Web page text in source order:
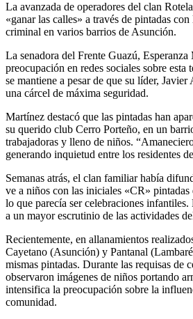
La avanzada de operadores del clan
«ganar las calles» a través de pintadas
criminal en varios barrios de Asunción.
La senadora del Frente Guazú, Esperanza
preocupación en redes sociales sobre esta
se mantiene a pesar de que su líder, Javier
una cárcel de máxima seguridad.
Martínez destacó que las pintadas han
su querido club Cerro Porteño, en un
trabajadoras y lleno de niños.
generando inquietud entre los residentes
Semanas atrás, el clan familiar había
ve a niños con las iniciales «CR» pintadas
lo que parecía ser celebraciones
a un mayor escrutinio de las actividades
Recientemente, en allanamientos
Cayetano (Asunción) y Pantanal
mismas pintadas. Durante las requisas de
observaron imágenes de niños portando
intensifica la preocupación sobre la
comunidad.